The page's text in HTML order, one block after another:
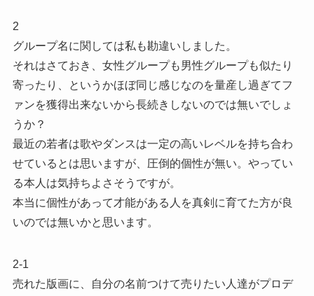
2
グループ名に関しては私も勘違いしました。
それはさておき、女性グループも男性グループも似たり
寄ったり、というかほぼ同じ感じなのを量産し過ぎてフ
ァンを獲得出来ないから長続きしないのでは無いでしょ
うか？
最近の若者は歌やダンスは一定の高いレベルを持ち合わ
せているとは思いますが、圧倒的個性が無い。やってい
る本人は気持ちよさそうですが。
本当に個性があって才能がある人を真剣に育てた方が良
いのでは無いかと思います。
2-1
売れた版画に、自分の名前つけて売りたい人達がプロデ